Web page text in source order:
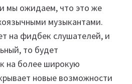
мы ожидаем, что это же
музыкантами.
на фидбек слушателей, и
то будет
на более широкую
новые возможности